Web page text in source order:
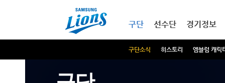
구단
구단소식 히스토리 엠블럼 캐릭
선수단 경기정보